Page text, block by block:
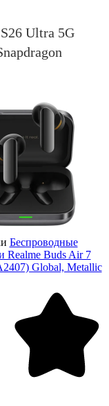
Ultra 5G
Беспроводные
Realme Buds Air 7
Global, Metallic